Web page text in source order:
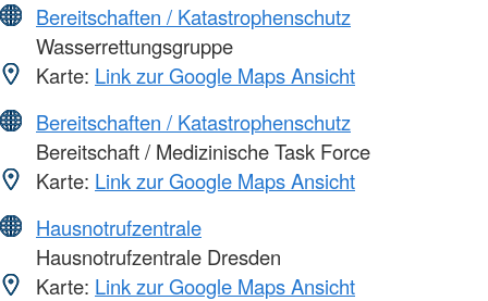
Bereitschaften / Katastrophenschutz
Wasserrettungsgruppe
Karte: Link zur Google Maps Ansicht
Bereitschaften / Katastrophenschutz
Bereitschaft / Medizinische Task Force
Karte: Link zur Google Maps Ansicht
Hausnotrufzentrale
Hausnotrufzentrale Dresden
Karte: Link zur Google Maps Ansicht